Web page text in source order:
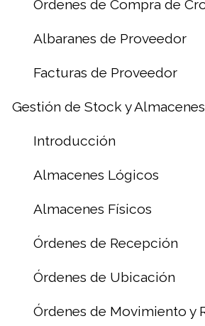
Órdenes de Compra de
Albaranes de Proveedor
Facturas de Proveedor
Gestión de Stock y
Introducción
Almacenes Lógicos
Almacenes Físicos
Órdenes de Recepción
Órdenes de Ubicación
Órdenes de Movimiento y